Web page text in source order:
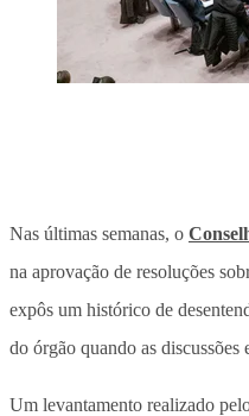
Nas últimas semanas, o
na aprovação de resoluções
expôs um histórico de
do órgão quando as discussões
Um levantamento realizado